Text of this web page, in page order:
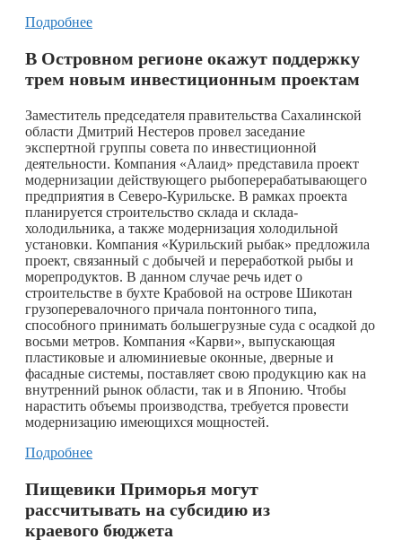
Подробнее
В Островном регионе окажут поддержку
трем новым инвестиционным проектам
Заместитель председателя правительства Сахалинской
области Дмитрий Нестеров провел заседание
экспертной группы совета по инвестиционной
деятельности. Компания «Алаид» представила проект
модернизации действующего рыбоперерабатывающего
предприятия в Северо-Курильске. В рамках проекта
планируется строительство склада и склада-
холодильника, а также модернизация холодильной
установки. Компания «Курильский рыбак» предложила
проект, связанный с добычей и переработкой рыбы и
морепродуктов. В данном случае речь идет о
строительстве в бухте Крабовой на острове Шикотан
грузоперевалочного причала понтонного типа,
способного принимать большегрузные суда с осадкой до
восьми метров. Компания «Карви», выпускающая
пластиковые и алюминиевые оконные, дверные и
фасадные системы, поставляет свою продукцию как на
внутренний рынок области, так и в Японию. Чтобы
нарастить объемы производства, требуется провести
модернизацию имеющихся мощностей.
Подробнее
Пищевики Приморья могут
рассчитывать на субсидию из
краевого бюджета